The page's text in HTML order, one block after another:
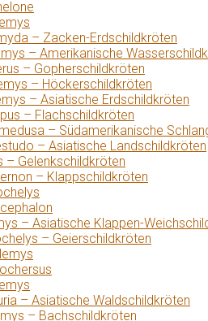
– Zacken-Erdschildkröten
– Amerikanische
– Gopherschildkröten
– Höckerschildkröten
– Asiatische Erdschildkröten
– Flachschildkröten
– Südamerikanische
– Asiatische Landschildkröten
– Gelenkschildkröten
– Klappschildkröten
– Asiatische Klappen-
– Geierschildkröten
– Asiatische Waldschildkröten
– Bachschildkröten